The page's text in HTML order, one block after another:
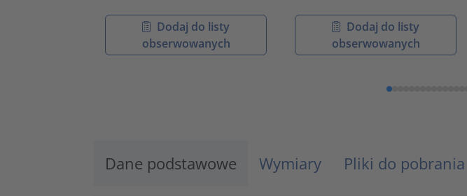
Dodaj do listy
obserwowanych
Dodaj do listy
obserwowanych
Dane podstawowe Wymiary Pliki do pobrania